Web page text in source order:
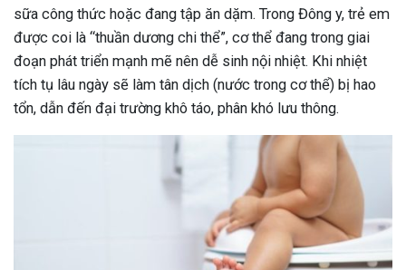
sữa công thức hoặc đang tập ăn dặm. Trong Đông y, trẻ em
được coi là “thuần dương chi thể”, cơ thể đang trong giai
đoạn phát triển mạnh mẽ nên dễ sinh nội nhiệt. Khi nhiệt
tích tụ lâu ngày sẽ làm tân dịch (nước trong cơ thể) bị hao
tổn, dẫn đến đại trường khô táo, phân khó lưu thông.